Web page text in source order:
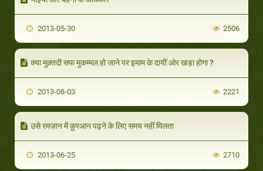
2013-05-30 2506
क्या मुक़्तदी सफ मुकम्मल हो जाने पर इमाम के दायीं ओर खड़ा होगा ?
2013-08-03 2221
उसे रमज़ान में क़ुरआन पढ़ने के लिए समय नहीं मिलता
2013-06-25 2710